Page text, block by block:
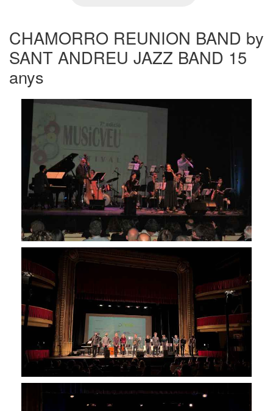
CHAMORRO REUNION BAND by
SANT ANDREU JAZZ BAND 15
anys